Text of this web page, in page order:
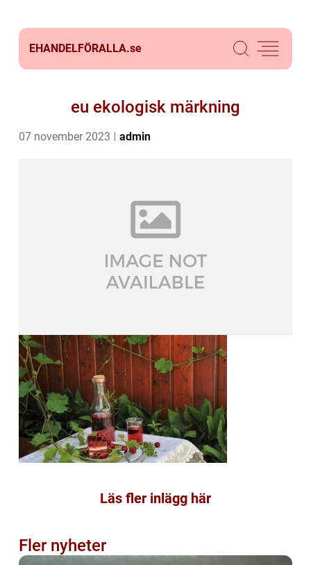
EHANDELFÖRALLA.se
eu ekologisk märkning
07 november 2023 admin
Läs fler inlägg här
Fler nyheter